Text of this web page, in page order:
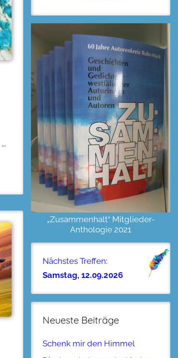
„Zusammenhalt“ Mitglieder-
Anthologie 2021
Nächstes Treffen:
Samstag, 12.09.2026
Neueste Beiträge
Schenk mir den Himmel